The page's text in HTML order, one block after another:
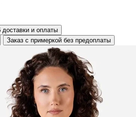
доставки и оплаты
Заказ с примеркой без предоплаты